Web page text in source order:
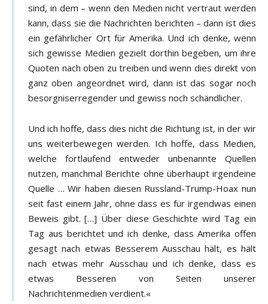
sind, in dem – wenn den Medien nicht vertraut werden
kann, dass sie die Nachrichten berichten – dann ist dies
ein gefährlicher Ort für Amerika. Und ich denke, wenn
sich gewisse Medien gezielt dorthin begeben, um ihre
Quoten nach oben zu treiben und wenn dies direkt von
ganz oben angeordnet wird, dann ist das sogar noch
besorgniserregender und gewiss noch schändlicher.
Und ich hoffe, dass dies nicht die Richtung ist, in der wir
uns weiterbewegen werden. Ich hoffe, dass Medien,
welche fortlaufend entweder unbenannte Quellen
nutzen, manchmal Berichte ohne überhaupt irgendeine
Quelle … Wir haben diesen Russland-Trump-Hoax nun
seit fast einem Jahr, ohne dass es für irgendwas einen
Beweis gibt. […] Über diese Geschichte wird Tag ein
Tag aus berichtet und ich denke, dass Amerika offen
gesagt nach etwas Besserem Ausschau hält, es hält
nach etwas mehr Ausschau und ich denke, dass es
etwas Besseren von Seiten unserer
Nachrichtenmedien verdient.«